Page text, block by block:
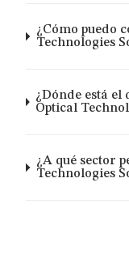
¿Cómo puedo
Technologies
¿Dónde está
Optical
¿A qué sector
Technologies